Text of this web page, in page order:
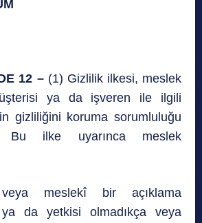
12 – (1) Gizlilik ilkesi, meslek
ya da işveren ile ilgili
gizliliğini koruma sorumluluğu
Bu ilke uyarınca meslek
meslekî bir açıklama
da yetkisi olmadıkça veya